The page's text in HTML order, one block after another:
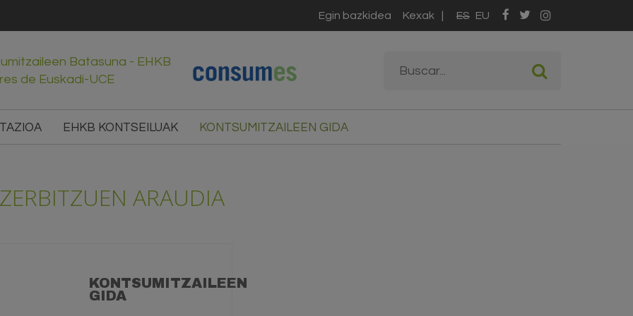
ES EU
Egin bazkidea Kexak
Batasuna - EHKB
de Euskadi-UCE
EHKB KONTSEILUAK KONTSUMITZAILEEN GIDA
ARAUDIA
KONTSUMITZAILEEN
GIDA